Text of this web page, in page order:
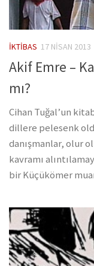
İKTIBAS 17 NISAN 2013
Akif Emre –
mı?
Cihan Tuğal’un
dillere pelesenk
danışmanlar, olur
kavramı
bir Küçükömer